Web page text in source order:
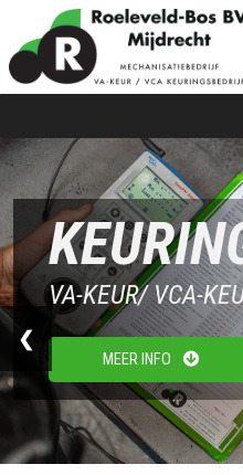
VA-KEUR/ VCA-
MEER INFO
❮